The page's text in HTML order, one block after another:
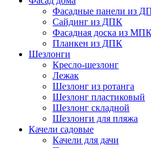
Фасадные панели из
Сайдинг из ДПК
Фасадная доска из
Планкен из ДПК
Шезлонги
Кресло-шезлонг
Лежак
Шезлонг из ротанга
Шезлонг пластиковый
Шезлонг складной
Шезлонги для пляжа
Качели садовые
Качели для дачи